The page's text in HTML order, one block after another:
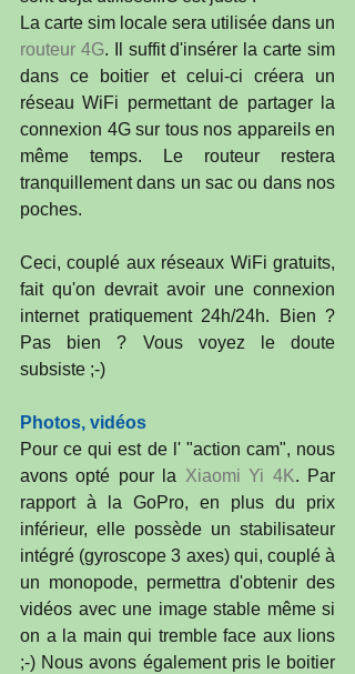
routeur 4G. Il suffit d'insérer la carte sim
dans ce boitier et celui-ci créera un
réseau WiFi permettant de partager la
connexion 4G sur tous nos appareils en
même temps. Le routeur restera
tranquillement dans un sac ou dans nos
poches.
Ceci, couplé aux réseaux WiFi gratuits,
fait qu'on devrait avoir une connexion
internet pratiquement 24h/24h. Bien ?
Pas bien ? Vous voyez le doute
subsiste ;-)
Photos, vidéos
Pour ce qui est de l' "action cam", nous
avons opté pour la Xiaomi Yi 4K. Par
rapport à la GoPro, en plus du prix
inférieur, elle possède un stabilisateur
intégré (gyroscope 3 axes) qui, couplé à
un monopode, permettra d'obtenir des
vidéos avec une image stable même si
on a la main qui tremble face aux lions
;-) Nous avons également pris le boitier